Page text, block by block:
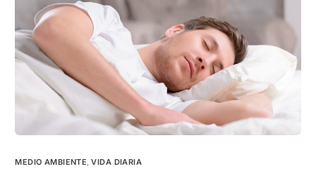
MEDIO AMBIENTE,VIDA DIARIA